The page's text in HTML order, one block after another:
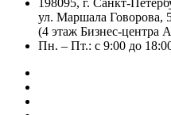
198095, г. Санкт-
ул. Маршала Говорова,
(4 этаж Бизнес-центра
Пн. – Пт.: с 9:00 до